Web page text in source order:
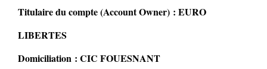
Titulaire du compte (Account Owner) : EURO
LIBERTES
Domiciliation : CIC FOUESNANT